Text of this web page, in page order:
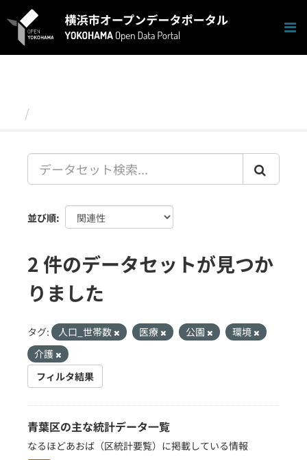
キ
並び順
2 件のデータセットが見つか
りました
タグ: 人口_世帯数 医療 公園
環境
介護
フィルタ結果
青葉区の主な統計データ一覧
なるほどあおば（区統計要覧）に掲載している情報